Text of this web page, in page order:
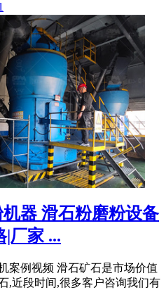
器 滑石粉磨粉设备
|厂家 ...
案例视频 滑石矿石是市场价值
,近段时间,很多客户咨询我们有